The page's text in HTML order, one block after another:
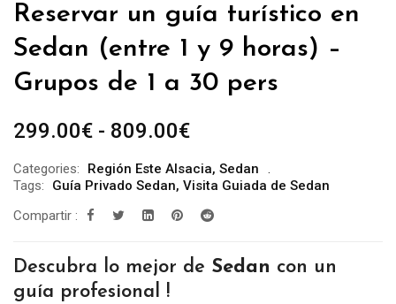
Reservar un guía turístico en
Sedan (entre 1 y 9 horas) –
Grupos de 1 a 30 pers
299.00€ - 809.00€Rango
precios:
desde
299.00€
hasta
809.00€
Categories: Región Este Alsacia, Sedan
Tags:
Guía Privado Sedan, Visita Guiada de Sedan
Compartir :
Descubra lo mejor de Sedan con un
guía profesional !